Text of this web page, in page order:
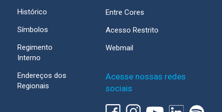
Histórico
Símbolos
Regimento
Interno
Endereços dos
Regionais
Entre Cores
Acesso Restrito
Webmail
Acesse nossas redes
sociais